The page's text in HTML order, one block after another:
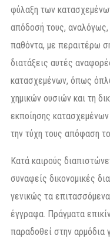
φύλαξη των
απόδοσή τους, αναλόγως,
παθόντα, με περαιτέρω
διατάξεις αυτές
κατασχεμένων, όπως
χημικών ουσιών και τη
εκποίησης κατασχεμένων
την τύχη τους απόφαση
Κατά καιρούς
συναφείς δικονομικές
γενικώς τα
έγγραφα. Πράγματα
παραδοθεί στην αρμόδια